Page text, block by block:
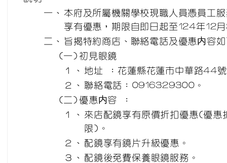
一、 本府及所屬機關學校現職人員憑員工
享有優惠，期限自即日起至124年12
二、
旨揭特約商店、聯絡電話及優惠内容
(一) 初見眼鏡
１、 地址 ：花蓮縣花蓮市中華路44
２、
聯絡電話：0916329300。
(二) 優惠内容 ：
１、 來店配鏡享有原價折扣優惠(優惠
限)。
２、 配鏡享有鏡片升級優惠。
３、 配鏡後免費保養眼鏡服務。